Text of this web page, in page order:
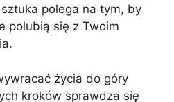
polega na tym, by
polubią się z Twoim
życia do góry
kroków sprawdza się